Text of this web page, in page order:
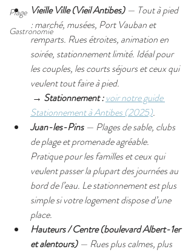
Plage
Gastronomie
Vieille Ville (Vieil Antibes) — Tout à pied
: marché, musées, Port Vauban et
remparts. Rues étroites, animation en
soirée, stationnement limité. Idéal pour
les couples, les courts séjours et ceux qui
veulent tout faire à pied.
→ Stationnement : voir notre guide
Stationnement à Antibes (2025).
Juan-les-Pins — Plages de sable, clubs
de plage et promenade agréable.
Pratique pour les familles et ceux qui
veulent passer la plupart des journées au
bord de l’eau. Le stationnement est plus
simple si votre logement dispose d’une
place.
Hauteurs / Centre (boulevard Albert-1er
et alentours) — Rues plus calmes, plus